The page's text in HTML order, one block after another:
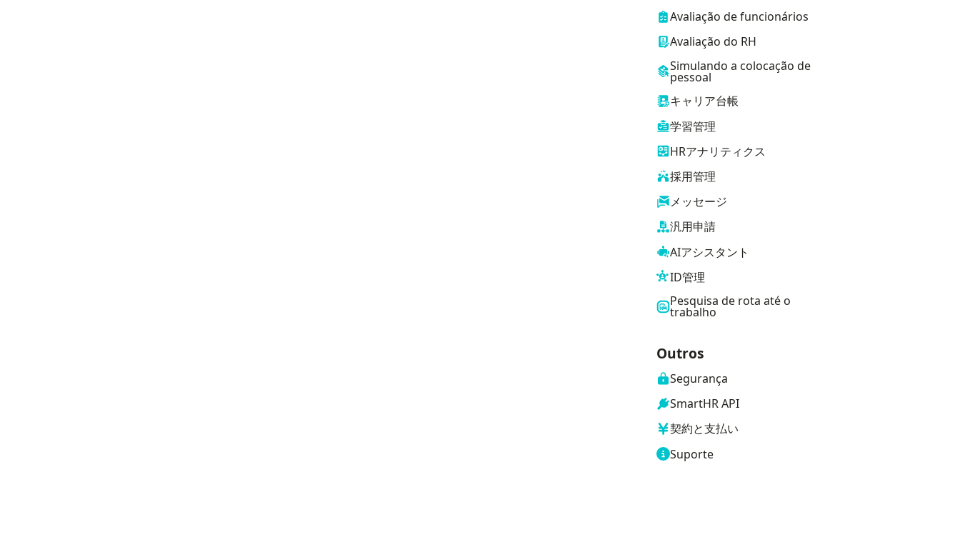
Avaliação de funcionários
Avaliação do RH
Simulando a colocação de
pessoal
キャリア台帳
学習管理
HRアナリティクス
採用管理
メッセージ
汎用申請
AIアシスタント
ID管理
Pesquisa de rota até o
trabalho
Outros
Segurança
SmartHR API
契約と支払い
Suporte